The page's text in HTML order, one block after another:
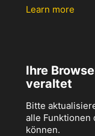
Learn more
Ihre
veraltet
Bitte
alle Funktionen
können.